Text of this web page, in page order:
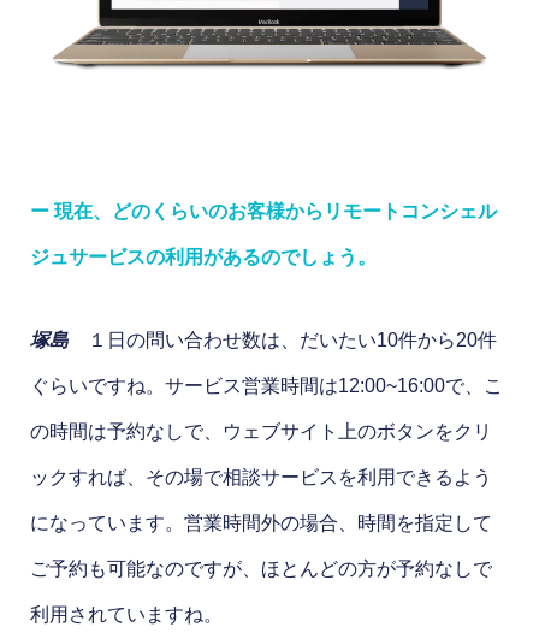
ー 現在、どのくらいのお客様からリモートコンシェル
ジュサービスの利用があるのでしょう。
塚島 １日の問い合わせ数は、だいたい10件から20件
ぐらいですね。サービス営業時間は12:00~16:00で、こ
の時間は予約なしで、ウェブサイト上のボタンをクリ
ックすれば、その場で相談サービスを利用できるよう
になっています。営業時間外の場合、時間を指定して
ご予約も可能なのですが、ほとんどの方が予約なしで
利用されていますね。